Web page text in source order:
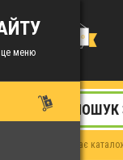
це меню
Якщо у Вас немає